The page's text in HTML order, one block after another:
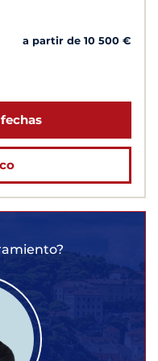
a partir de 10 500 €